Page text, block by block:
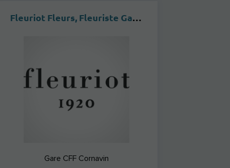
Fleuriot Fleurs, Fleuriste Gare CFF Cornavin
Gare CFF Cornavin